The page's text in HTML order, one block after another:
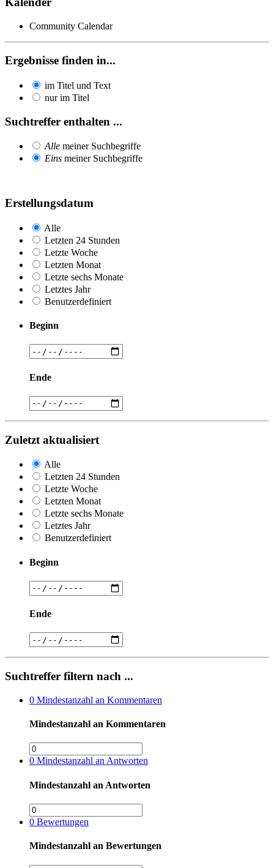
Community Calendar
Ergebnisse finden in...
im Titel und Text
nur im Titel
Suchtreffer enthalten ...
Alle meiner Suchbegriffe
Eins meiner Suchbegriffe
Erstellungsdatum
Alle
Letzten 24 Stunden
Letzte Woche
Letzten Monat
Letzte sechs Monate
Letztes Jahr
Benutzerdefiniert
Beginn
Ende
Zuletzt aktualisiert
Alle
Letzten 24 Stunden
Letzte Woche
Letzten Monat
Letzte sechs Monate
Letztes Jahr
Benutzerdefiniert
Beginn
Ende
Suchtreffer filtern nach ...
0 Mindestanzahl an Kommentaren
Mindestanzahl an Kommentaren
0 Mindestanzahl an Antworten
Mindestanzahl an Antworten
0 Bewertungen
Mindestanzahl an Bewertungen